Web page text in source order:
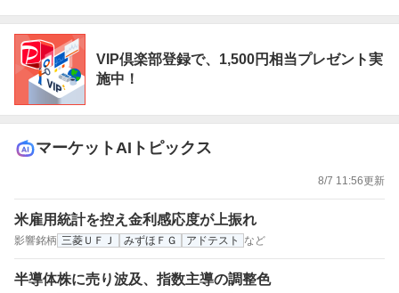
VIP倶楽部登録で、1,500円相当プレゼント実
施中！
マーケットAIトピックス
8/7 11:56更新
米雇用統計を控え金利感応度が上振れ
影響銘柄 三菱ＵＦＪ みずほＦＧ アドテスト など
半導体株に売り波及、指数主導の調整色